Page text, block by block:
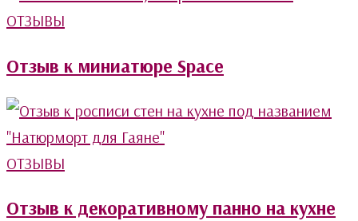
ОТЗЫВЫ
Отзыв к миниатюре Space
ОТЗЫВЫ
Отзыв к декоративному панно на кухне